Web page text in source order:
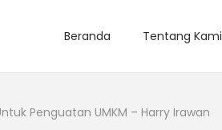
Beranda Tentang Kami
Penguatan UMKM – Harry Irawan